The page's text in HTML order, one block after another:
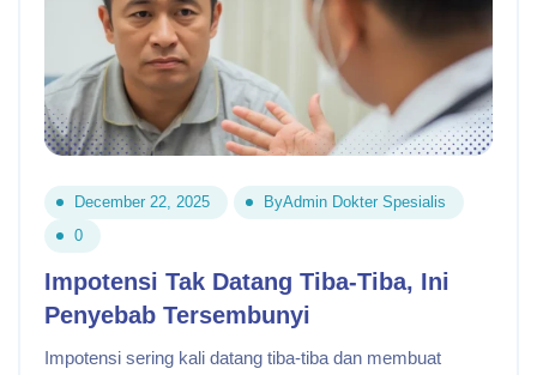
December 22, 2025 ByAdmin Dokter Spesialis
0
Impotensi Tak Datang Tiba-Tiba, Ini
Penyebab Tersembunyi
Impotensi sering kali datang tiba-tiba dan membuat